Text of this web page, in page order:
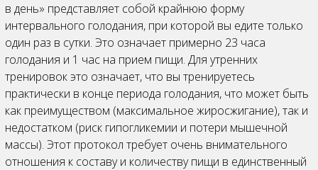
в день» представляет собой крайнюю форму
интервального голодания, при которой вы едите только
один раз в сутки. Это означает примерно 23 часа
голодания и 1 час на прием пищи. Для утренних
тренировок это означает, что вы тренируетесь
практически в конце периода голодания, что может быть
как преимуществом (максимальное жиросжигание), так и
недостатком (риск гипогликемии и потери мышечной
массы). Этот протокол требует очень внимательного
отношения к составу и количеству пищи в единственный